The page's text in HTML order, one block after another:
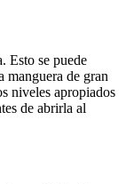
Esto se puede
manguera de gran
niveles apropiados
de abrirla al